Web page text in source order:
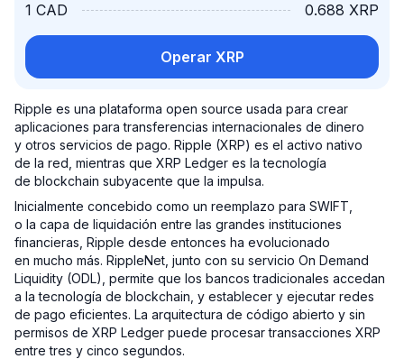
1 CAD 0.688 XRP
Operar XRP
Ripple es una plataforma open source usada para crear
aplicaciones para transferencias internacionales de dinero
y otros servicios de pago. Ripple (XRP) es el activo nativo
de la red, mientras que XRP Ledger es la tecnología
de blockchain subyacente que la impulsa.
Inicialmente concebido como un reemplazo para SWIFT,
o la capa de liquidación entre las grandes instituciones
financieras, Ripple desde entonces ha evolucionado
en mucho más. RippleNet, junto con su servicio On Demand
Liquidity (ODL), permite que los bancos tradicionales accedan
a la tecnología de blockchain, y establecer y ejecutar redes
de pago eficientes. La arquitectura de código abierto y sin
permisos de XRP Ledger puede procesar transacciones XRP
entre tres y cinco segundos.